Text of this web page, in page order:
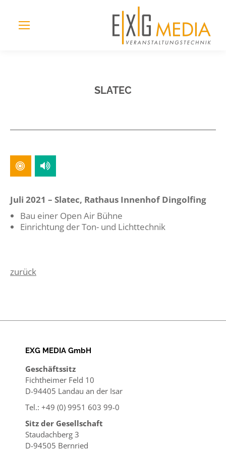
SLATEC
Juli 2021 – Slatec, Rathaus Innenhof Dingolfing
Bau einer Open Air Bühne
Einrichtung der Ton- und Lichttechnik
zurück
EXG MEDIA GmbH
Geschäftssitz
Fichtheimer Feld 10
D-94405 Landau an der Isar
Tel.: +49 (0) 9951 603 99-0
Sitz der Gesellschaft
Staudachberg 3
D-94505 Bernried